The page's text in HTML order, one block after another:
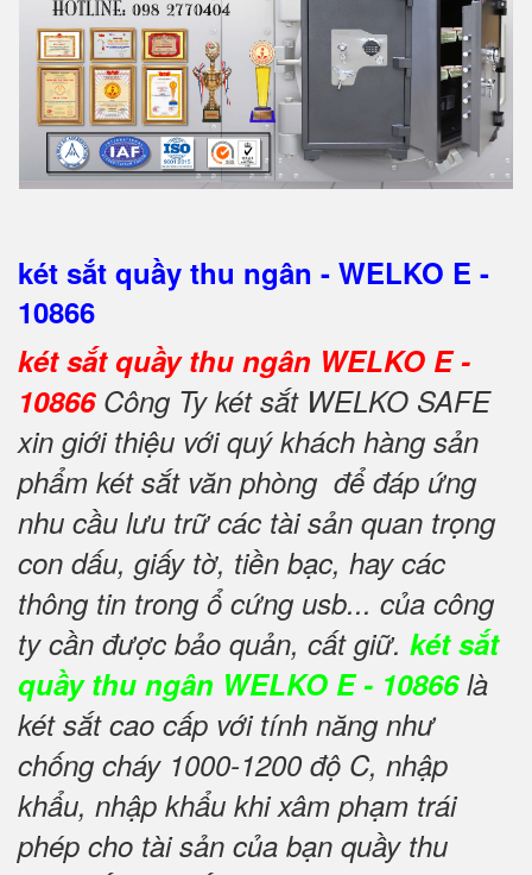
két sắt quầy thu ngân - WELKO E -
10866
két sắt quầy thu ngân WELKO E -
10866 Công Ty két sắt WELKO SAFE
xin giới thiệu với quý khách hàng sản
phẩm két sắt văn phòng để đáp ứng
nhu cầu lưu trữ các tài sản quan trọng
con dấu, giấy tờ, tiền bạc, hay các
thông tin trong ổ cứng usb... của công
ty cần được bảo quản, cất giữ. két sắt
quầy thu ngân WELKO E - 10866là
két sắt cao cấp với tính năng như
chống cháy 1000-1200 độ C, nhập
khẩu, nhập khẩu khi xâm phạm trái
phép cho tài sản của bạn quầy thu